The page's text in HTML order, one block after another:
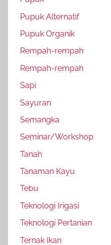
Pupuk Alternatif
Pupuk Organik
Rempah-rempah
Rempah-rempah
Sapi
Sayuran
Semangka
Seminar/Workshop
Tanah
Tanaman Kayu
Tebu
Teknologi Irigasi
Teknologi Pertanian
Ternak Ikan